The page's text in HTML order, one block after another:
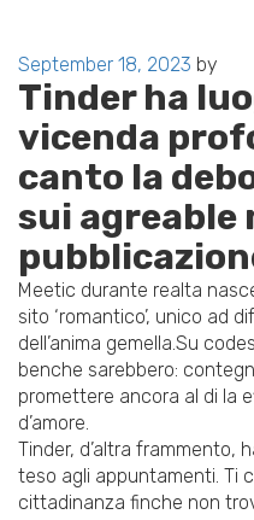
Posted
on
September 18, 2023 by
Tinder ha
vicenda
canto la
sui agreable
Meetic durante realta
sito ‘romantico’, unico ad
dell’anima gemella.Su
benche sarebbero:
promettere ancora al di la
d’amore.
Tinder, d’altra frammento,
teso agli appuntamenti. Ti
cittadinanza finche non